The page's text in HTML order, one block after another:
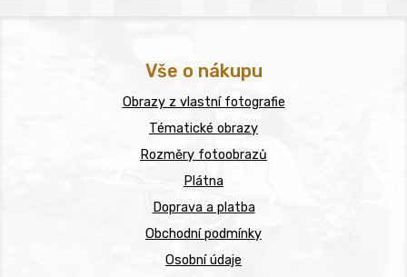
Vše o nákupu
Obrazy z vlastní fotografie
Tématické obrazy
Rozměry fotoobrazů
Plátna
Doprava a platba
Obchodní podmínky
Osobní údaje